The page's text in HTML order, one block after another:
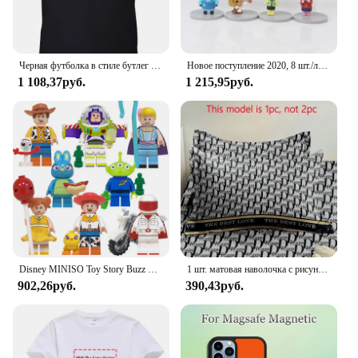
Черная футболка в стиле бутлег Chicago Angel Reese
1 108,37руб.
Новое поступление 2020, 8 шт./лот, Animal Crossing, новые горизонты, Cyrus K.K Reese Isabelle, фигурки героев, игрушки, коллекция ПВХ, модель игрушки
1 215,95руб.
Disney MINISO Toy Story Buzz Lightyear Three Eyed Boy Woody Reese Children's Building Block Puzzle Toy Christmas Birthday Gifts
902,26руб.
1 шт. матовая наволочка с рисунком Reese, Мягкая Наволочка с застежкой-конвертом для спальни, постельное белье
390,43руб.